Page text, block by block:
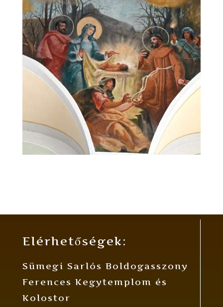
Elérhetőségek:
Sümegi Sarlós Boldogasszony
Ferences Kegytemplom és
Kolostor